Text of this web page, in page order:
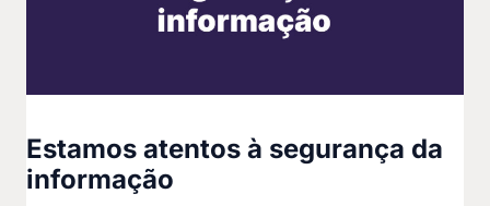
Estamos atentos à segurança da
informação